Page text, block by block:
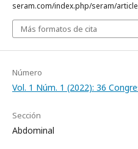
seram.com/index.php/seram/
Más formatos de cita
Número
Vol. 1 Núm. 1 (2022): 36
Sección
Abdominal